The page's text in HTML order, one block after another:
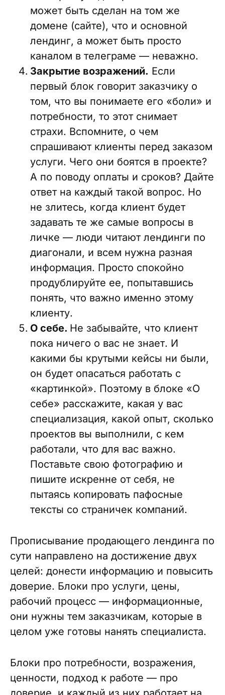
может быть сделан на том же
домене (сайте), что и основной
лендинг, а может быть просто
каналом в телеграме — неважно.
Закрытие возражений. Если
первый блок говорит заказчику о
том, что вы понимаете его «боли» и
потребности, то этот снимает
страхи. Вспомните, о чем
спрашивают клиенты перед заказом
услуги. Чего они боятся в проекте?
А по поводу оплаты и сроков? Дайте
ответ на каждый такой вопрос. Но
не злитесь, когда клиент будет
задавать те же самые вопросы в
личке — люди читают лендинги по
диагонали, и всем нужна разная
информация. Просто спокойно
продублируйте ее, попытавшись
понять, что важно именно этому
клиенту.
О себе. Не забывайте, что клиент
пока ничего о вас не знает. И
какими бы крутыми кейсы ни были,
он будет опасаться работать с
«картинкой». Поэтому в блоке «О
себе» расскажите, какая у вас
специализация, какой опыт, сколько
проектов вы выполнили, с кем
работали, что для вас важно.
Поставьте свою фотографию и
пишите искренне от себя, не
пытаясь копировать пафосные
тексты со страничек компаний.
Прописывание продающего лендинга по
сути направлено на достижение двух
целей: донести информацию и повысить
доверие. Блоки про услуги, цены,
рабочий процесс — информационные,
они нужны тем заказчикам, которые в
целом уже готовы нанять специалиста.
Блоки про потребности, возражения,
ценности, подход к работе — про